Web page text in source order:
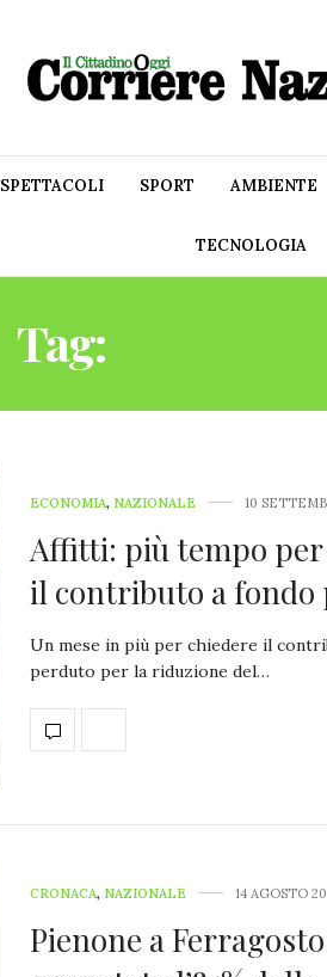
SPETTACOLI SPORT AMBIENTE
TECNOLOGIA
Tag:
ECONOMIA, NAZIONALE 10
Affitti: più tempo per
il contributo a fondo
Un mese in più per chiedere il
perduto per la riduzione del…
CRONACA, NAZIONALE 14 AGOSTO
Pienone a